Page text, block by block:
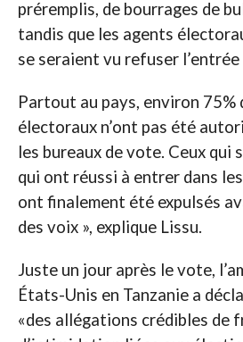
préremplis, de bourrages de
tandis que les agents
se seraient vu refuser
Partout au pays, environ 75%
électoraux n’ont pas été
les bureaux de vote. Ceux qui
qui ont réussi à entrer dans
ont finalement été expulsés
des voix », explique Lissu.
Juste un jour après le vote,
États-Unis en Tanzanie a
«des allégations crédibles de